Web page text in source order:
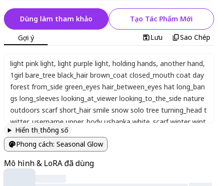
Dùng làm tham khảo Tạo Tác Phẩm Mới
Gợi ý Lưu Sao Chép
light pink light, light purple light, holding hands, another hand,
1girl bare_tree black_hair brown_coat closed_mouth coat day
forest from_side green_eyes hair_between_eyes hat long_ban
gs long_sleeves looking_at_viewer looking_to_the_side nature
outdoors scarf short_hair smile snow solo tree turning_head t
witter_username upper_body ushanka white_scarf winter wint
er_clothes
Hiển thị thông số
Phong cách: Seasonal Glow
Mô hình & LoRA đã dùng